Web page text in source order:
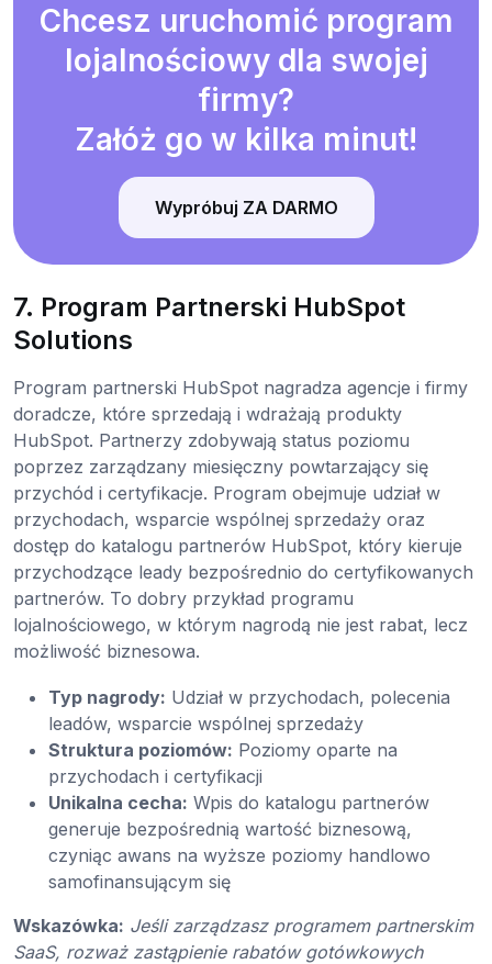
Chcesz uruchomić program
lojalnościowy dla swojej
firmy?
Załóż go w kilka minut!
Wypróbuj ZA DARMO
7. Program Partnerski HubSpot
Solutions
Program partnerski HubSpot nagradza agencje i firmy
doradcze, które sprzedają i wdrażają produkty
HubSpot. Partnerzy zdobywają status poziomu
poprzez zarządzany miesięczny powtarzający się
przychód i certyfikacje. Program obejmuje udział w
przychodach, wsparcie wspólnej sprzedaży oraz
dostęp do katalogu partnerów HubSpot, który kieruje
przychodzące leady bezpośrednio do certyfikowanych
partnerów. To dobry przykład programu
lojalnościowego, w którym nagrodą nie jest rabat, lecz
możliwość biznesowa.
Typ nagrody: Udział w przychodach, polecenia
leadów, wsparcie wspólnej sprzedaży
Struktura poziomów: Poziomy oparte na
przychodach i certyfikacji
Unikalna cecha: Wpis do katalogu partnerów
generuje bezpośrednią wartość biznesową,
czyniąc awans na wyższe poziomy handlowo
samofinansującym się
Wskazówka: Jeśli zarządzasz programem partnerskim
SaaS, rozważ zastąpienie rabatów gotówkowych